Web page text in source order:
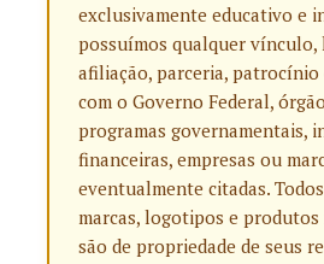
exclusivamente educativo e
possuímos qualquer vínculo,
afiliação, parceria,
com o Governo Federal,
programas governamentais,
financeiras, empresas ou
eventualmente citadas.
marcas, logotipos e produtos
são de propriedade de seus